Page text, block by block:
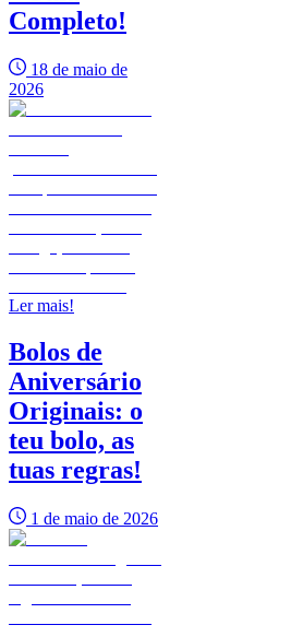
Completo!
18 de maio de
2026
Ler mais!
Bolos de
Aniversário
Originais: o
teu bolo, as
tuas regras!
1 de maio de 2026